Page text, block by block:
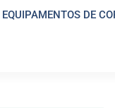
EQUIPAMENTOS DE